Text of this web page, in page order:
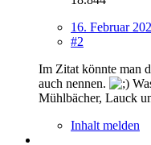
16. Februar
#2
Im Zitat könnte man
auch nennen.
Mühlbächer, Lauck
Inhalt melden